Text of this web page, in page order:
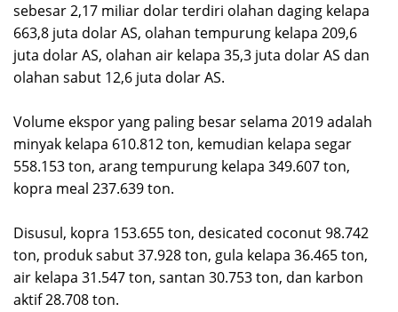
sebesar 2,17 miliar dolar terdiri olahan daging kelapa
663,8 juta dolar AS, olahan tempurung kelapa 209,6
juta dolar AS, olahan air kelapa 35,3 juta dolar AS dan
olahan sabut 12,6 juta dolar AS.
Volume ekspor yang paling besar selama 2019 adalah
minyak kelapa 610.812 ton, kemudian kelapa segar
558.153 ton, arang tempurung kelapa 349.607 ton,
kopra meal 237.639 ton.
Disusul, kopra 153.655 ton, desicated coconut 98.742
ton, produk sabut 37.928 ton, gula kelapa 36.465 ton,
air kelapa 31.547 ton, santan 30.753 ton, dan karbon
aktif 28.708 ton.